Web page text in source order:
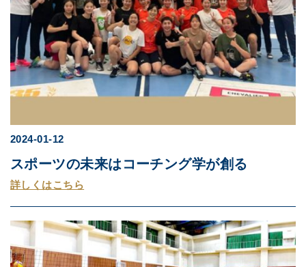
2024-01-12
スポーツの未来はコーチング学が創る
詳しくはこちら